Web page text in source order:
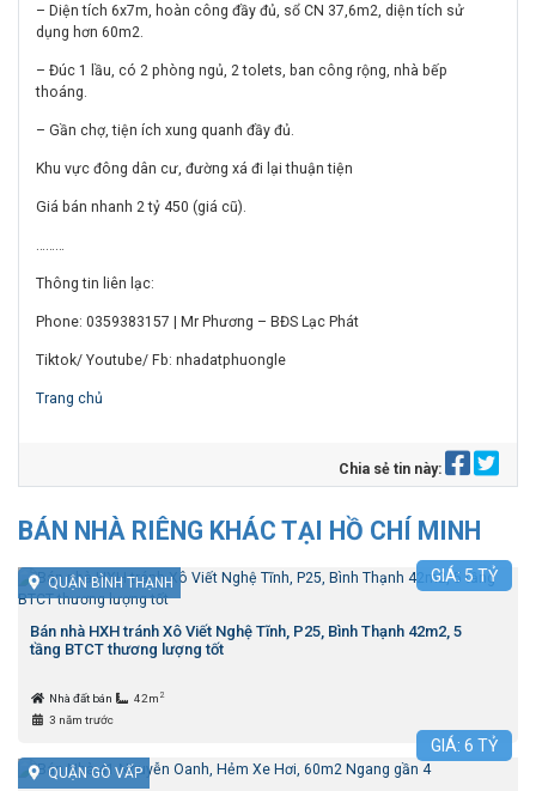
– Diện tích 6x7m, hoàn công đầy đủ, sổ CN 37,6m2, diện tích sử
dụng hơn 60m2.
– Đúc 1 lầu, có 2 phòng ngủ, 2 tolets, ban công rộng, nhà bếp
thoáng.
– Gần chợ, tiện ích xung quanh đầy đủ.
Khu vực đông dân cư, đường xá đi lại thuận tiện
Giá bán nhanh 2 tỷ 450 (giá cũ).
………
Thông tin liên lạc:
Phone: 0359383157 | Mr Phương – BĐS Lạc Phát
Tiktok/ Youtube/ Fb: nhadatphuongle
Trang chủ
Chia sẻ tin này:
BÁN NHÀ RIÊNG KHÁC TẠI HỒ CHÍ MINH
QUẬN BÌNH THẠNH GIÁ:5TỶ
Bán nhà HXH tránh Xô Viết Nghệ Tĩnh, P25, Bình Thạnh 42m2, 5
tầng BTCT thương lượng tốt
Nhà đất bán 42m 2
3 năm trước
QUẬN GÒ VẤP
GIÁ: 6 TỶ